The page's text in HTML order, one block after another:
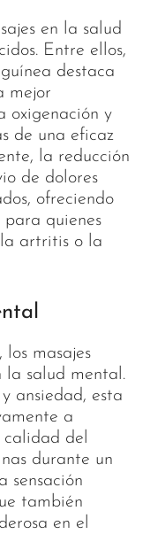
en la salud
Entre ellos,
destaca
mejor
oxigenación y
de una eficaz
la reducción
de dolores
ofreciendo
quienes
la artritis o la
los masajes
la salud mental.
ansiedad, esta
a
del
durante un
sensación
también
en el